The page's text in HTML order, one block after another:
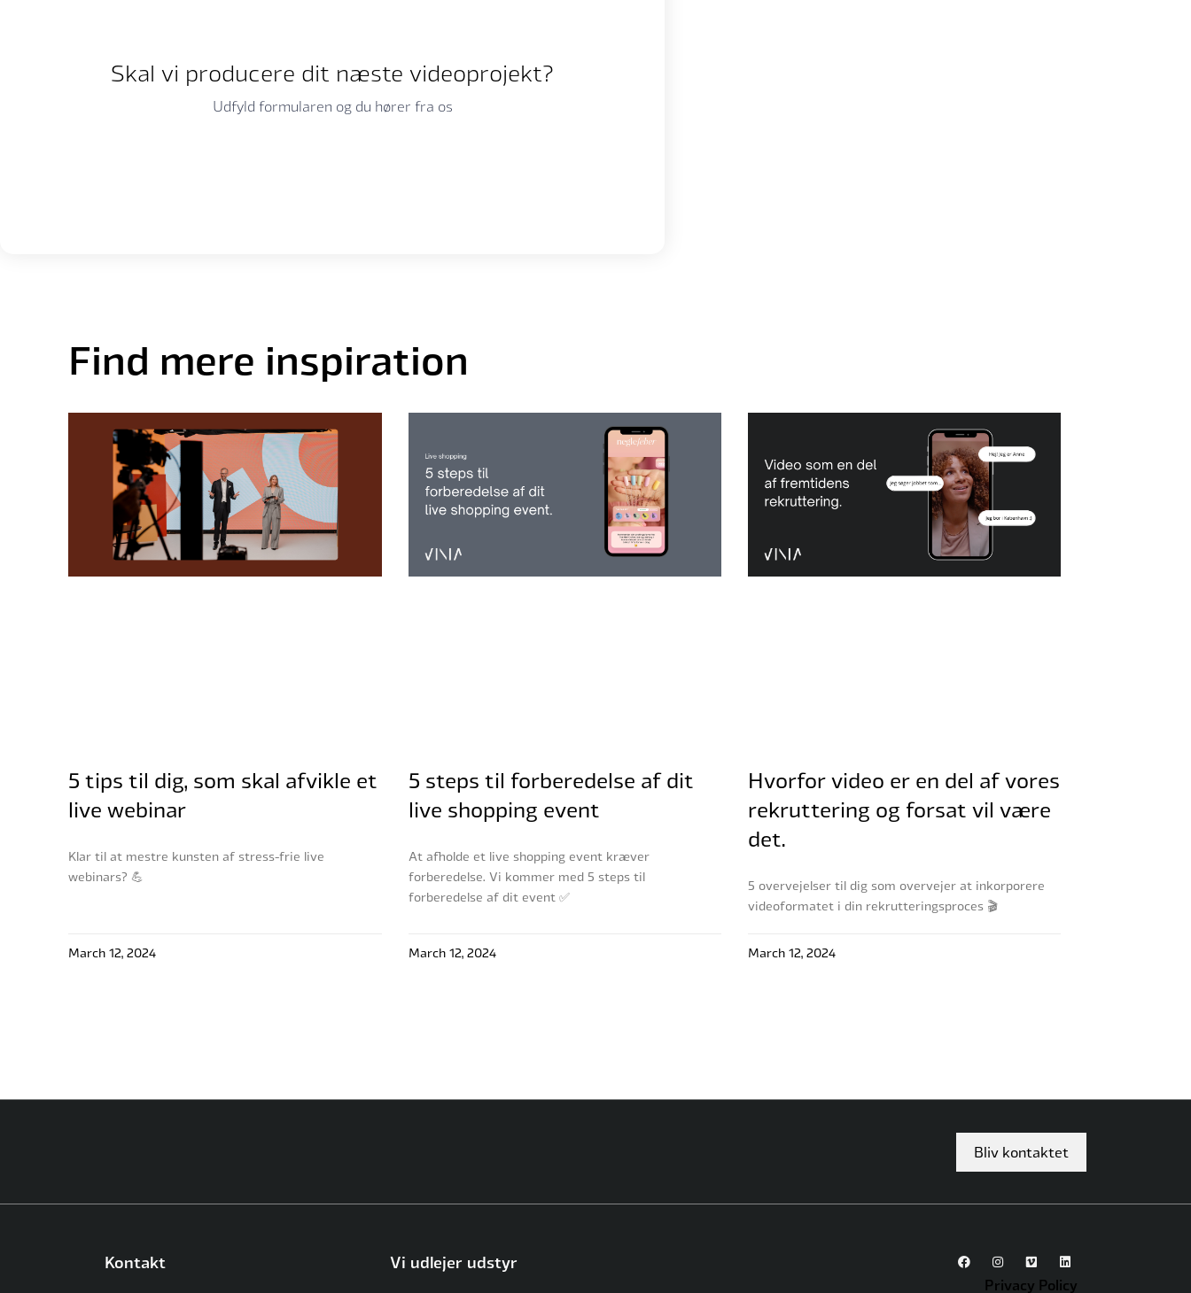
Skal vi producere dit næste videoprojekt?
Udfyld formularen og du hører fra os
Find mere inspiration
5 tips til dig, som skal afvikle et
live webinar
Klar til at mestre kunsten af stress-frie live
webinars? 💪
March 12, 2024
5 steps til forberedelse af dit
live shopping event
At afholde et live shopping event kræver
forberedelse. Vi kommer med 5 steps til
forberedelse af dit event ✅
March 12, 2024
Hvorfor video er en del af vores
rekruttering og forsat vil være
det.
5 overvejelser til dig som overvejer at inkorporere
videoformatet i din rekrutteringsproces 🎬
March 12, 2024
Bliv kontaktet
Kontakt Vi udlejer udstyr
Privacy Policy